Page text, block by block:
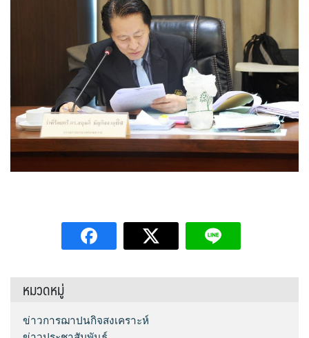
หมวดหมู่
ข่าวการฌาปนกิจสงเคราะห์